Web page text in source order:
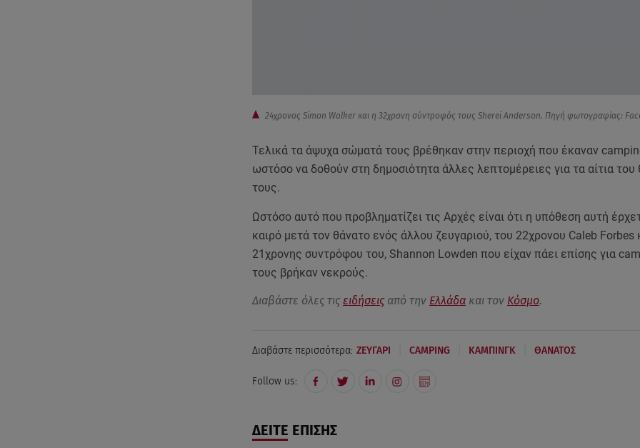
24χρονος Simon Walker και η 32χρονη σύντροφός τους Sherei Anderson. Πηγή φωτογραφίας:
Τελικά τα άψυχα σώματά τους βρέθηκαν στην περιοχή που έκαναν
ωστόσο να δοθούν στη δημοσιότητα άλλες λεπτομέρειες για τα αίτια του
τους.
Ωστόσο αυτό που προβληματίζει τις Αρχές είναι ότι η υπόθεση αυτή
καιρό μετά τον θάνατο ενός άλλου ζευγαριού, του 22χρονου Caleb Forbes
21χρονης συντρόφου του, Shannon Lowden που είχαν πάει επίσης για
τους βρήκαν νεκρούς.
Διαβάστε όλες τις ειδήσειςαπό την Ελλάδακαι τον Κόσμο.
Διαβάστε περισσότερα: ΖΕΥΓΑΡΙ CAMPING ΚΑΜΠΙΝΓΚ ΘΑΝΑΤΟΣ
Follow us:
ΔΕΙΤΕ ΕΠΙΣΗΣ